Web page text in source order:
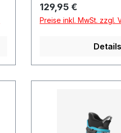
Regulärer Preis:
129,95 €
Preise inkl. MwSt. zzgl.
Details